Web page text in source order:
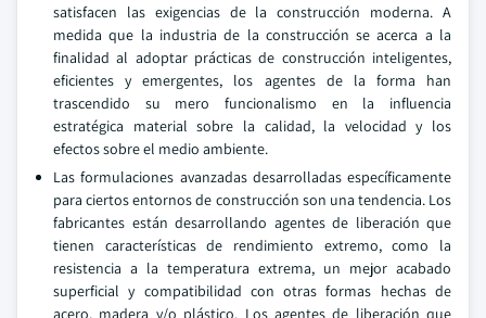
satisfacen las exigencias de la construcción moderna. A
medida que la industria de la construcción se acerca a la
finalidad al adoptar prácticas de construcción inteligentes,
eficientes y emergentes, los agentes de la forma han
trascendido su mero funcionalismo en la influencia
estratégica material sobre la calidad, la velocidad y los
efectos sobre el medio ambiente.
Las formulaciones avanzadas desarrolladas específicamente
para ciertos entornos de construcción son una tendencia. Los
fabricantes están desarrollando agentes de liberación que
tienen características de rendimiento extremo, como la
resistencia a la temperatura extrema, un mejor acabado
superficial y compatibilidad con otras formas hechas de
acero, madera y/o plástico. Los agentes de liberación que